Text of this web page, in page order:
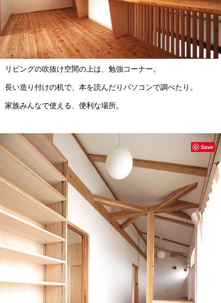
リビングの吹抜け空間の上は、勉強コーナー。
長い造り付けの机で、本を読んだりパソコンで調べたり。
家族みんなで使える、便利な場所。
Save